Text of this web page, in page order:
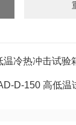
温冷热冲击试验
D-150 高低温